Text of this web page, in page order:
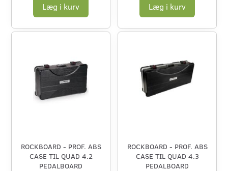
Læg i kurv Læg i kurv
ROCKBOARD - PROF. ABS
CASE TIL QUAD 4.2
PEDALBOARD
ROCKBOARD - PROF. ABS
CASE TIL QUAD 4.3
PEDALBOARD